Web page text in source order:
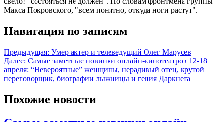
Макса Покровского, "всем понятно, откуда ноги растут".
Навигация по записям
Предыдущая: Умер актер и телеведущий Олег Марусев
Далее: Самые заметные новинки онлайн-кинотеатров 12-18
апреля: “Невероятные” женщины, нерадивый отец, крутой
переговорщик, биографии лыжницы и гения Даркнета
Похожие новости